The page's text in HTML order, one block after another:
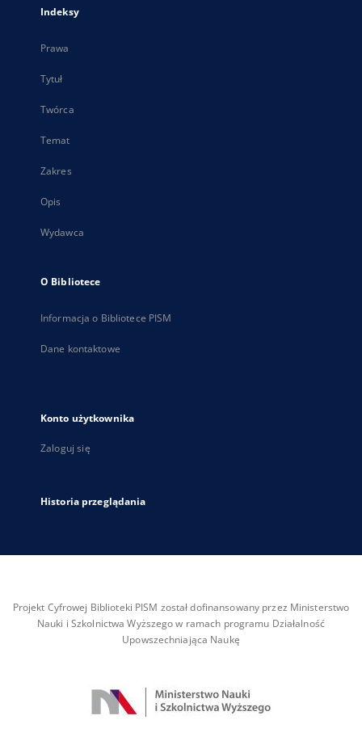
Indeksy
Prawa
Tytuł
Twórca
Temat
Zakres
Opis
Wydawca
O Bibliotece
Informacja o Bibliotece PISM
Dane kontaktowe
Konto użytkownika
Zaloguj się
Historia przeglądania
Projekt Cyfrowej Biblioteki PISM został dofinansowany przez Ministerstwo
Nauki i Szkolnictwa Wyższego w ramach programu Działalność
Upowszechniająca Naukę